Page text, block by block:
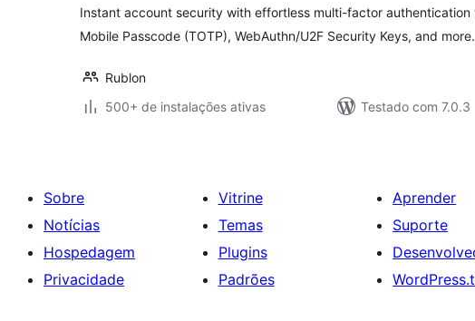
Instant account security with effortless multi-factor authentication
Mobile Passcode (TOTP), WebAuthn/U2F Security Keys, and more.
Rublon
500+ de instalações ativas
Testado com 7.0.3
Sobre
Notícias
Hospedagem
Privacidade
Vitrine
Temas
Plugins
Padrões
Aprender
Suporte